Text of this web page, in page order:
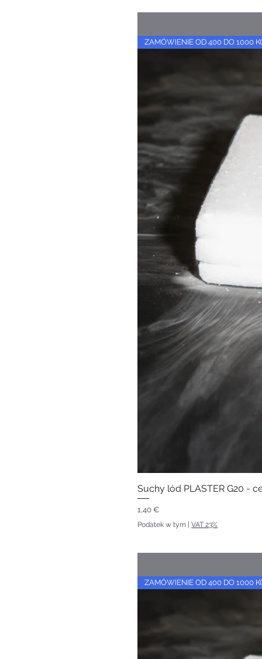
ZAMÓWIENIE OD 400 DO 1000
Suchy lód PLASTER G20 -
Cena
1,40 €
Podatek w tym |VAT 23%
ZAMÓWIENIE OD 400 DO 1000